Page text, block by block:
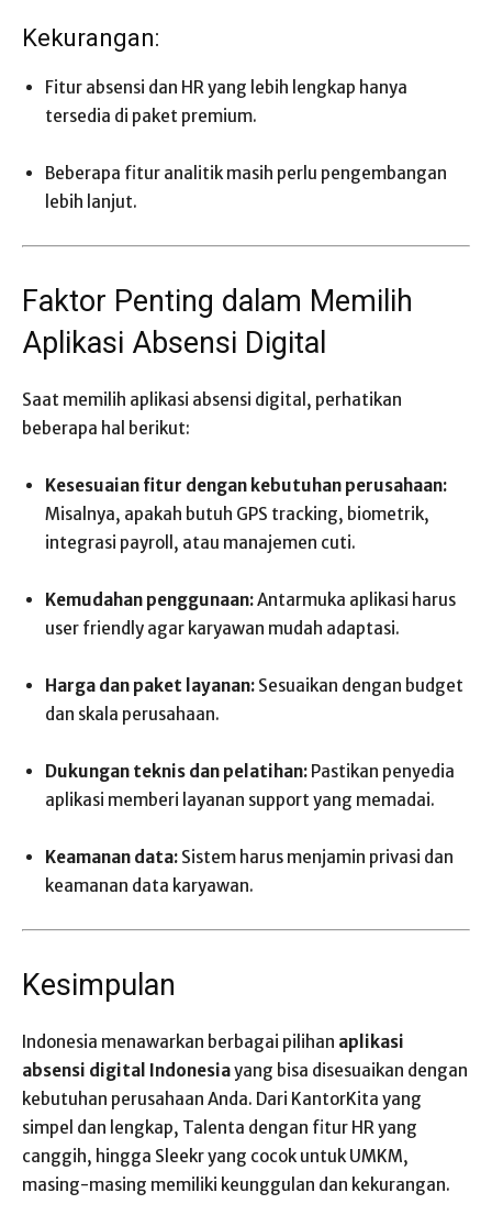
Kekurangan:
Fitur absensi dan HR yang lebih lengkap hanya
tersedia di paket premium.
Beberapa fitur analitik masih perlu pengembangan
lebih lanjut.
Faktor Penting dalam Memilih
Aplikasi Absensi Digital
Saat memilih aplikasi absensi digital, perhatikan
beberapa hal berikut:
Kesesuaian fitur dengan kebutuhan perusahaan:
Misalnya, apakah butuh GPS tracking, biometrik,
integrasi payroll, atau manajemen cuti.
Kemudahan penggunaan:Antarmuka aplikasi harus
user friendly agar karyawan mudah adaptasi.
Harga dan paket layanan: Sesuaikan dengan budget
dan skala perusahaan.
Dukungan teknis dan pelatihan: Pastikan penyedia
aplikasi memberi layanan support yang memadai.
Keamanan data: Sistem harus menjamin privasi dan
keamanan data karyawan.
Kesimpulan
Indonesia menawarkan berbagai pilihan aplikasi
absensi digital Indonesiayang bisa disesuaikan dengan
kebutuhan perusahaan Anda. Dari KantorKita yang
simpel dan lengkap, Talenta dengan fitur HR yang
canggih, hingga Sleekr yang cocok untuk UMKM,
masing-masing memiliki keunggulan dan kekurangan.